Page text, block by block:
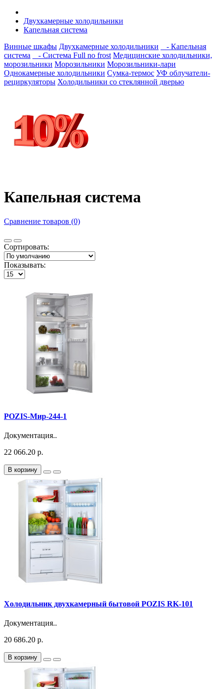
Двухкамерные холодильники
Капельная система
Винные шкафы Двухкамерные холодильники
- Капельная
система
- Система Full no frost Медицинские холодильники,
морозильники Морозильники Морозильники-лари
Однокамерные холодильники Сумка-термос УФ облучатели-
рециркуляторы Холодильники со стеклянной дверью
Капельная система
Сравнение товаров (0)
Сортировать:
Показывать:
POZIS-Мир-244-1
Документация..
22 066.20 р.
В корзину
Холодильник двухкамерный бытовой POZIS RK-101
Документация..
20 686.20 р.
В корзину